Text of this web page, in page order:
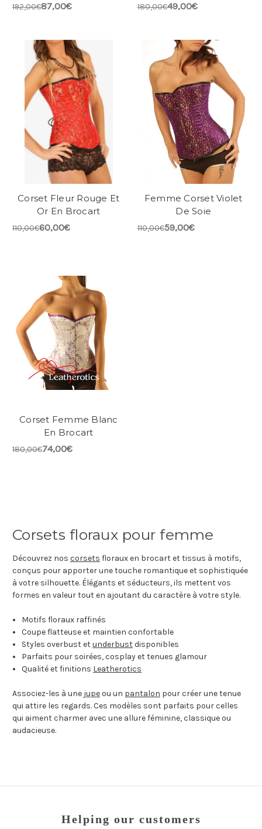
192,00€87,00€ 180,00€49,00€
Corset Fleur Rouge Et
Or En Brocart
110,00€60,00€
Femme Corset Violet
De Soie
110,00€59,00€
Corset Femme Blanc
En Brocart
180,00€74,00€
Corsets floraux pour femme
Découvrez nos corsets floraux en brocart et tissus à motifs,
conçus pour apporter une touche romantique et sophistiquée
à votre silhouette. Élégants et séducteurs, ils mettent vos
formes en valeur tout en ajoutant du caractère à votre style.
Motifs floraux raffinés
Coupe flatteuse et maintien confortable
Styles overbust etunderbustdisponibles
Parfaits pour soirées, cosplay et tenues glamour
Qualité et finitions Leatherotics
Associez-les à une jupeou un pantalon pour créer une tenue
qui attire les regards. Ces modèles sont parfaits pour celles
qui aiment charmer avec une allure féminine, classique ou
audacieuse.
Helping our customers